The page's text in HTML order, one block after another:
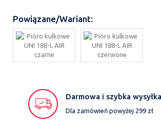
Powiązane/Wariant:
Darmowa i szybka wysyłka
Dla zamówień powyżej 299 zł